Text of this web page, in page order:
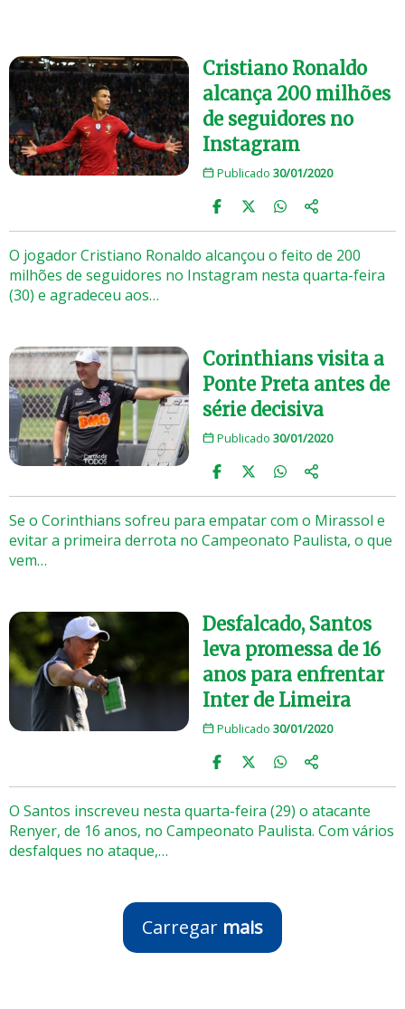
Cristiano Ronaldo
alcança 200 milhões
de seguidores no
Instagram
Publicado 30/01/2020
O jogador Cristiano Ronaldo alcançou o feito de 200
milhões de seguidores no Instagram nesta quarta-feira
(30) e agradeceu aos…
Corinthians visita a
Ponte Preta antes de
série decisiva
Publicado 30/01/2020
Se o Corinthians sofreu para empatar com o Mirassol e
evitar a primeira derrota no Campeonato Paulista, o que
vem…
Desfalcado, Santos
leva promessa de 16
anos para enfrentar
Inter de Limeira
Publicado 30/01/2020
O Santos inscreveu nesta quarta-feira (29) o atacante
Renyer, de 16 anos, no Campeonato Paulista. Com vários
desfalques no ataque,…
Carregar mais